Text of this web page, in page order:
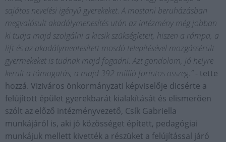
sajátos nevelési igényű gyerekeket. A mostani beruházásban
megvalósult akadálymenesítés után az intézmény még jobban
ki tudja majd szolgálni a kicsik szükségleteit, hiszen a rámpa, a
lift és az akadálymentesített mosdó telepítésével mozgássérült
gyermekeket is tudnak majd fogadni. Azt gondolom, jó helyre
került a támogatás, a majd 392 millió forintos összeg.”- tette
hozzá. Viziváros önkormányzati képviselője dicsérte a
felújított épület gyerekbarát kialakítását és elismerően
szólt az előző intézményvezető, Csík Gabriella
munkájáról is, aki jó közösséget épített, pedagógiai
munkájuk mellett kivették a részüket a felújítással járó